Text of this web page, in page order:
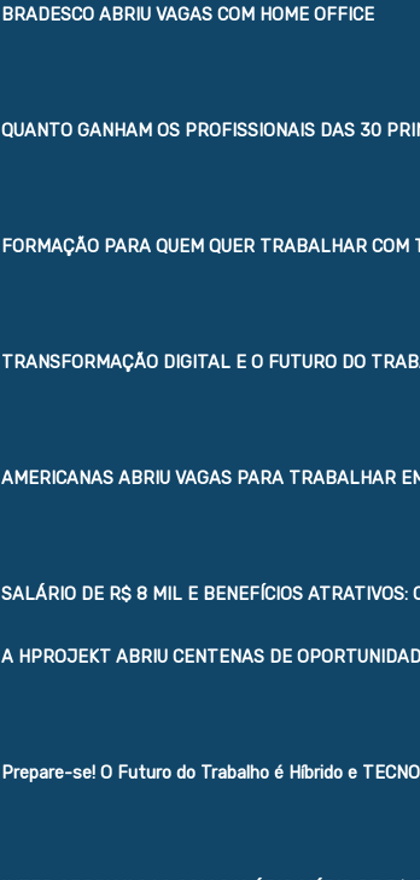
BRADESCO ABRIU VAGAS COM HOME OFFICE
QUANTO GANHAM OS PROFISSIONAIS DAS 30
FORMAÇÃO PARA QUEM QUER TRABALHAR COM
TRANSFORMAÇÃO DIGITAL E O FUTURO DO
AMERICANAS ABRIU VAGAS PARA TRABALHAR
SALÁRIO DE R$ 8 MIL E BENEFÍCIOS ATRATIVOS:
A HPROJEKT ABRIU CENTENAS DE
Prepare-se! O Futuro do Trabalho é Híbrido e